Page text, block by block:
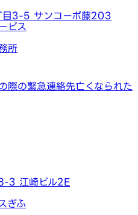
目3-5 サンコーポ藤203
ビス
所
際の緊急連絡先亡くなられた
3 江崎ビル2E
ぎふ